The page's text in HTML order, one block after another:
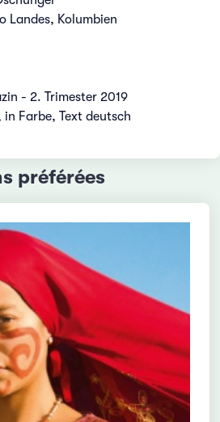
Landes, Kolumbien
- 2. Trimester 2019
Farbe, Text deutsch
préférées